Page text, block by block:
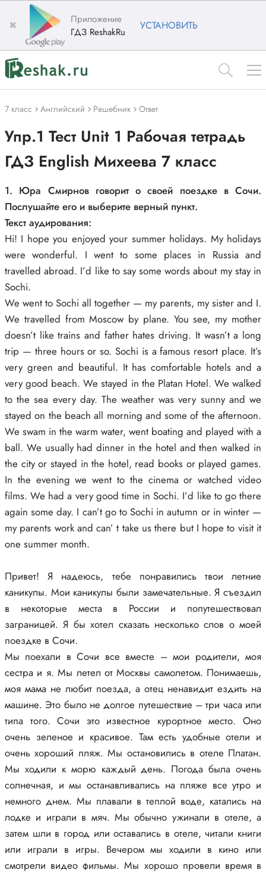
✖
Приложение
ГДЗ ReshakRu
УСТАНОВИТЬ
7 класс Английский Решебник Ответ
Упр.1 Тест Unit 1 Рабочая тетрадь
ГДЗ English Михеева 7 класс
1. Юра Смирнов говорит о своей поездке в Сочи.
Послушайте его и выберите верный пункт.
Текст аудирования:
Hi! I hope you enjoyed your summer holidays. My holidays
were wonderful. I went to some places in Russia and
travelled abroad. I’d like to say some words about my stay in
Sochi.
We went to Sochi all together — my parents, my sister and I.
We travelled from Moscow by plane. You see, my mother
doesn’t like trains and father hates driving. It wasn’t a long
trip — three hours or so. Sochi is a famous resort place. It’s
very green and beautiful. It has comfortable hotels and a
very good beach. We stayed in the Platan Hotel. We walked
to the sea every day. The weather was very sunny and we
stayed on the beach all morning and some of the afternoon.
We swam in the warm water, went boating and played with a
ball. We usually had dinner in the hotel and then walked in
the city or stayed in the hotel, read books or played games.
In the evening we went to the cinema or watched video
films. We had a very good time in Sochi. I’d like to go there
again some day. I can’t go to Sochi in autumn or in winter —
my parents work and can’ t take us there but I hope to visit it
one summer month.
Привет! Я надеюсь, тебе понравились твои летние
каникулы. Мои каникулы были замечательные. Я съездил
в некоторые места в России и попутешествовал
заграницей. Я бы хотел сказать несколько слов о моей
поездке в Сочи.
Мы поехали в Сочи все вместе – мои родители, моя
сестра и я. Мы летел от Москвы самолетом. Понимаешь,
моя мама не любит поезда, а отец ненавидит ездить на
машине. Это было не долгое путешествие – три часа или
типа того. Сочи это известное курортное место. Оно
очень зеленое и красивое. Там есть удобные отели и
очень хороший пляж. Мы остановились в отеле Платан.
Мы ходили к морю каждый день. Погода была очень
солнечная, и мы останавливались на пляже все утро и
немного днем. Мы плавали в теплой воде, катались на
лодке и играли в мяч. Мы обычно ужинали в отеле, а
затем шли в город или оставались в отеле, читали книги
или играли в игры. Вечером мы ходили в кино или
смотрели видео фильмы. Мы хорошо провели время в